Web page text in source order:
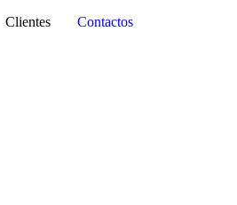
Clientes Contactos